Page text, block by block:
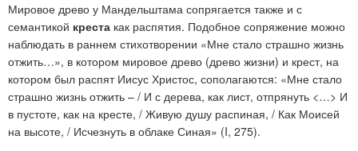
Мировое древо у Мандельштама сопрягается также и с
семантикой креста как распятия. Подобное сопряжение можно
наблюдать в раннем стихотворении «Мне стало страшно жизнь
отжить…», в котором мировое древо (древо жизни) и крест, на
котором был распят Иисус Христос, сополагаются: «Мне стало
страшно жизнь отжить – / И с дерева, как лист, отпрянуть <…> И
в пустоте, как на кресте, / Живую душу распиная, / Как Моисей
на высоте, / Исчезнуть в облаке Синая» (I, 275).